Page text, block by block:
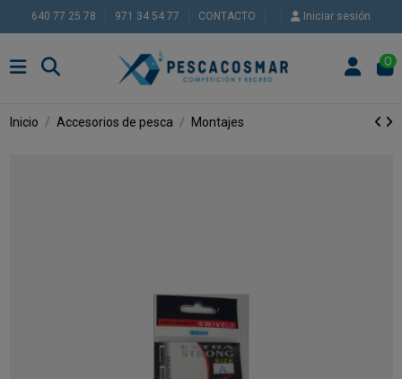
640 77 25 78 971 34 54 77 CONTACTO Iniciar sesión
0
Inicio Accesorios de pesca Montajes